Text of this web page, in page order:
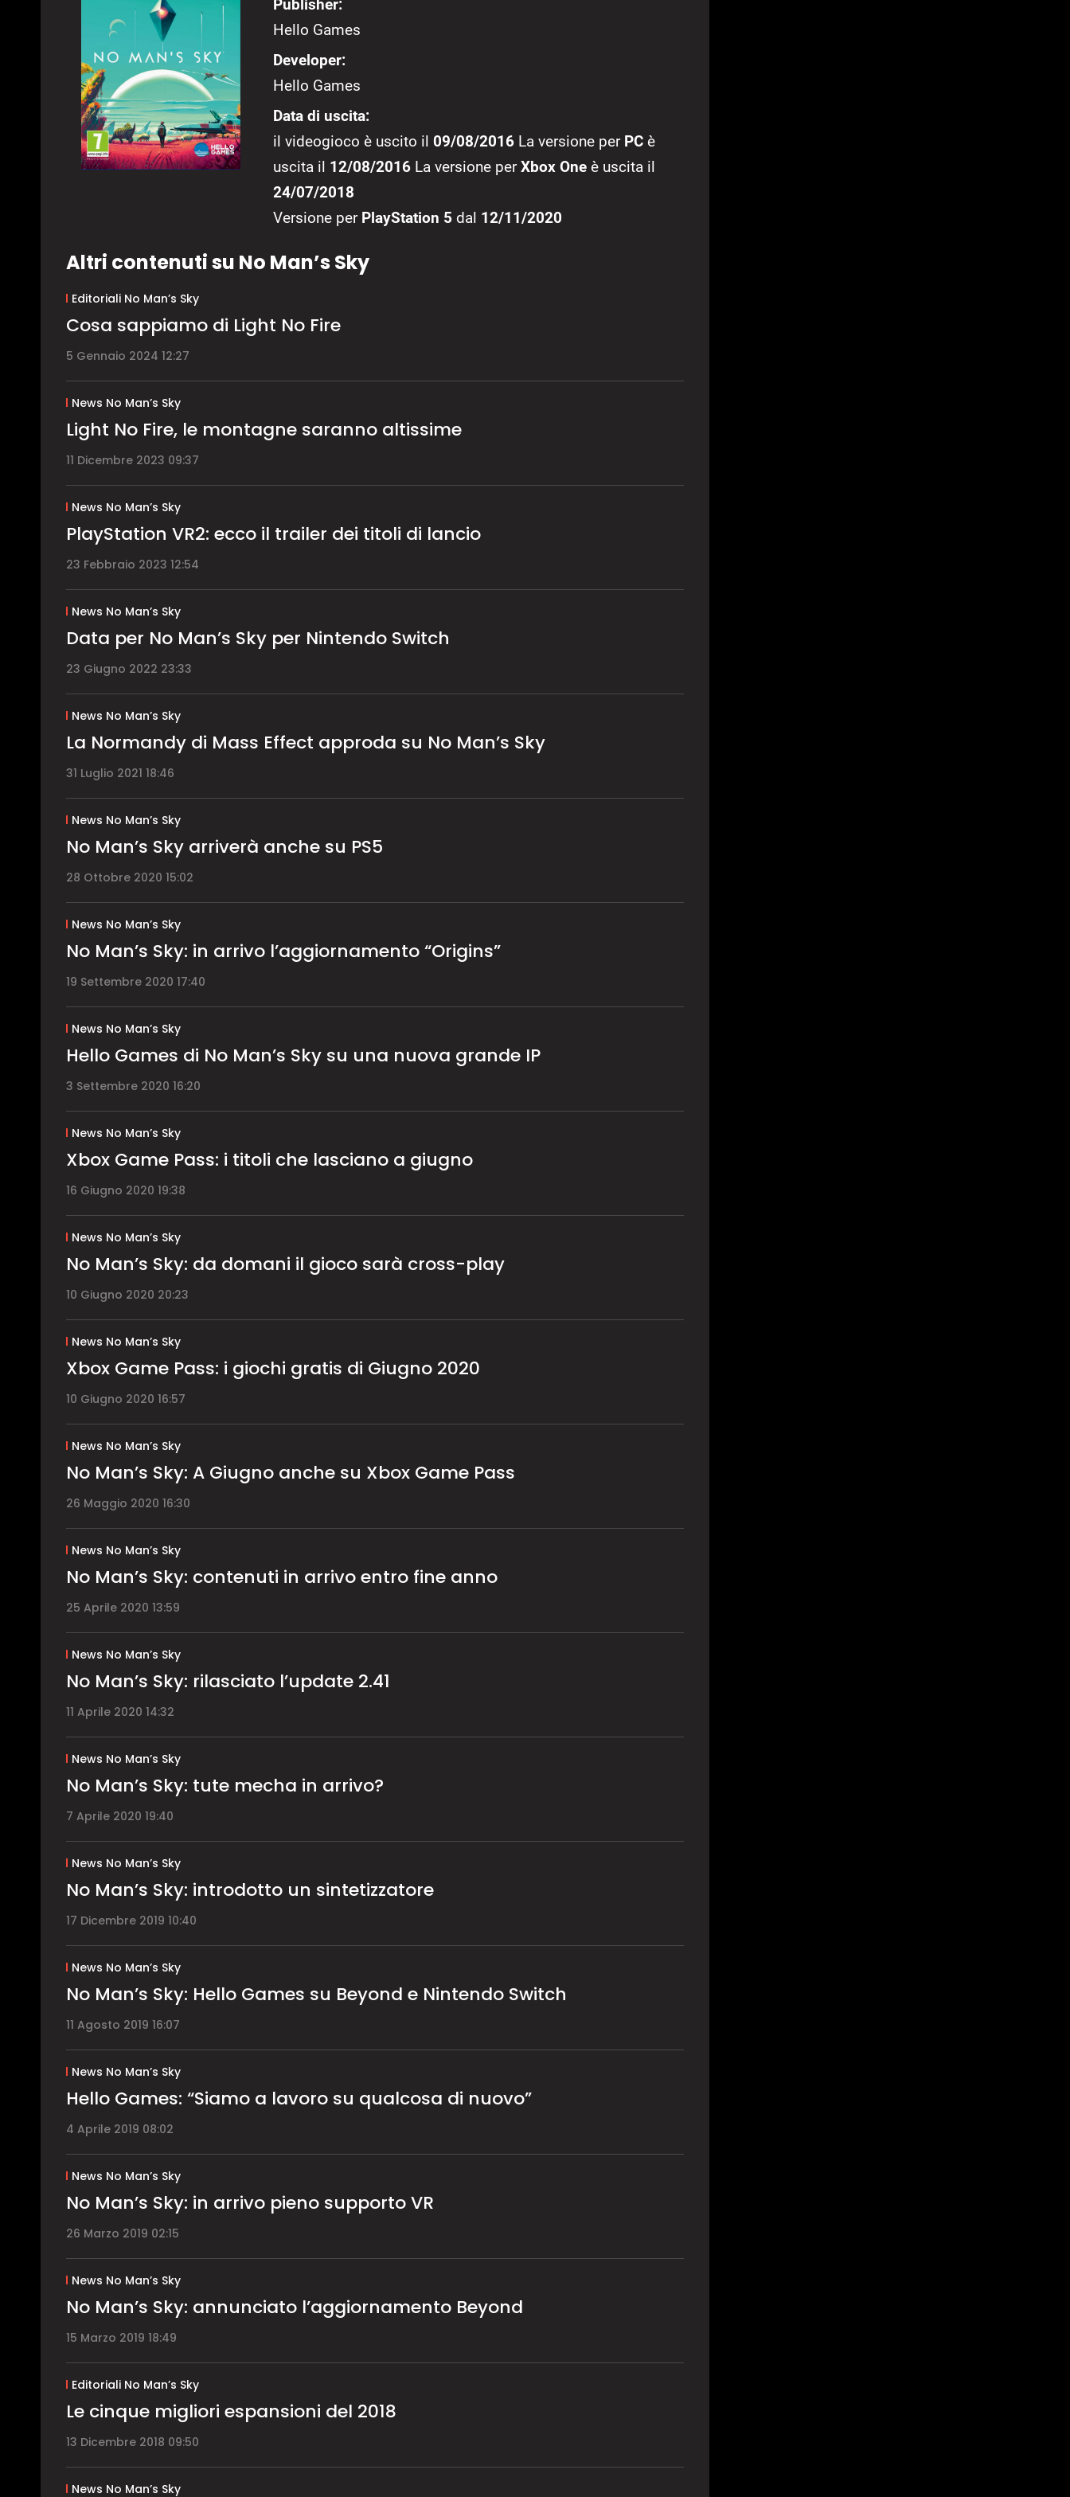
Publisher:
Hello Games
Developer:
Hello Games
Data di uscita:
il videogioco è uscito il 09/08/2016 La versione per PC è
uscita il 12/08/2016 La versione perXbox One è uscita il
24/07/2018
Versione per PlayStation 5 dal 12/11/2020
Altri contenuti su No Man’s Sky
Editoriali No Man’s Sky
Cosa sappiamo di Light No Fire
5 Gennaio 2024 12:27
News No Man’s Sky
Light No Fire, le montagne saranno altissime
11 Dicembre 2023 09:37
News No Man’s Sky
PlayStation VR2: ecco il trailer dei titoli di lancio
23 Febbraio 2023 12:54
News No Man’s Sky
Data per No Man’s Sky per Nintendo Switch
23 Giugno 2022 23:33
News No Man’s Sky
La Normandy di Mass Effect approda su No Man’s Sky
31 Luglio 2021 18:46
News No Man’s Sky
No Man’s Sky arriverà anche su PS5
28 Ottobre 2020 15:02
News No Man’s Sky
No Man’s Sky: in arrivo l’aggiornamento “Origins”
19 Settembre 2020 17:40
News No Man’s Sky
Hello Games di No Man’s Sky su una nuova grande IP
3 Settembre 2020 16:20
News No Man’s Sky
Xbox Game Pass: i titoli che lasciano a giugno
16 Giugno 2020 19:38
News No Man’s Sky
No Man’s Sky: da domani il gioco sarà cross-play
10 Giugno 2020 20:23
News No Man’s Sky
Xbox Game Pass: i giochi gratis di Giugno 2020
10 Giugno 2020 16:57
News No Man’s Sky
No Man’s Sky: A Giugno anche su Xbox Game Pass
26 Maggio 2020 16:30
News No Man’s Sky
No Man’s Sky: contenuti in arrivo entro fine anno
25 Aprile 2020 13:59
News No Man’s Sky
No Man’s Sky: rilasciato l’update 2.41
11 Aprile 2020 14:32
News No Man’s Sky
No Man’s Sky: tute mecha in arrivo?
7 Aprile 2020 19:40
News No Man’s Sky
No Man’s Sky: introdotto un sintetizzatore
17 Dicembre 2019 10:40
News No Man’s Sky
No Man’s Sky: Hello Games su Beyond e Nintendo Switch
11 Agosto 2019 16:07
News No Man’s Sky
Hello Games: “Siamo a lavoro su qualcosa di nuovo”
4 Aprile 2019 08:02
News No Man’s Sky
No Man’s Sky: in arrivo pieno supporto VR
26 Marzo 2019 02:15
News No Man’s Sky
No Man’s Sky: annunciato l’aggiornamento Beyond
15 Marzo 2019 18:49
Editoriali No Man’s Sky
Le cinque migliori espansioni del 2018
13 Dicembre 2018 09:50
News No Man’s Sky